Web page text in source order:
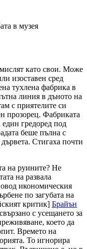
в музея
като свои. Може
изоставен сред
тухлена фабрика в
линия в дъното на
с приятелите си
прозорец. Фабриката
гредоред под
беше пълна с
Стигаха почти
на руините? Не
на развала
икономическия
по загубата на
критик] Брайън
с усещането за
което да
Времето на
То игнорира